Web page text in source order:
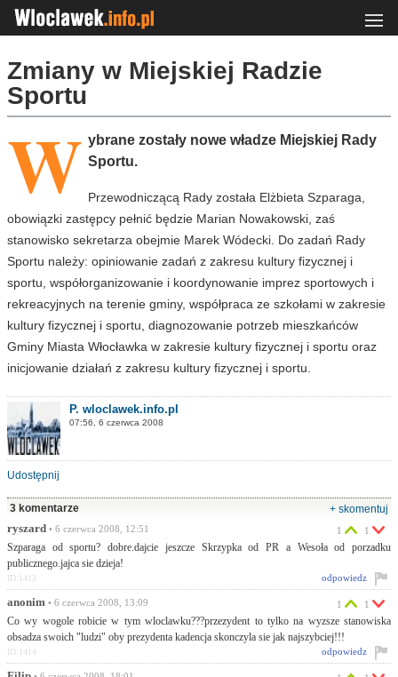
Zmiany w Miejskiej Radzie
Sportu
W ybrane zostały nowe władze Miejskiej Rady
Sportu.
Przewodniczącą Rady została Elżbieta Szparaga,
obowiązki zastępcy pełnić będzie Marian Nowakowski, zaś
stanowisko sekretarza obejmie Marek Wódecki. Do zadań Rady
Sportu należy: opiniowanie zadań z zakresu kultury fizycznej i
sportu, współorganizowanie i koordynowanie imprez sportowych i
rekreacyjnych na terenie gminy, współpraca ze szkołami w zakresie
kultury fizycznej i sportu, diagnozowanie potrzeb mieszkańców
Gminy Miasta Włocławka w zakresie kultury fizycznej i sportu oraz
inicjowanie działań z zakresu kultury fizycznej i sportu.
P. wloclawek.info.pl
07:56, 6 czerwca 2008
Udostępnij
3 komentarze
+ skomentuj
ryszard • 6 czerwca 2008, 12:51
Szparaga od sportu? dobre.dajcie jeszcze Skrzypka od PR a Wesoła od porzadku
publicznego.jajca sie dzieja!
1 1
odpowiedz
ID:1413
anonim • 6 czerwca 2008, 13:09
Co wy wogole robicie w tym wloclawku???przezydent to tylko na wyzsze stanowiska
obsadza swoich "ludzi" oby prezydenta kadencja skonczyla sie jak najszybciej!!!
1 1
odpowiedz
ID:1414